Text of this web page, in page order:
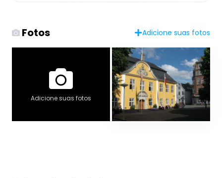
Fotos Adicione suas fotos
Adicione suas fotos